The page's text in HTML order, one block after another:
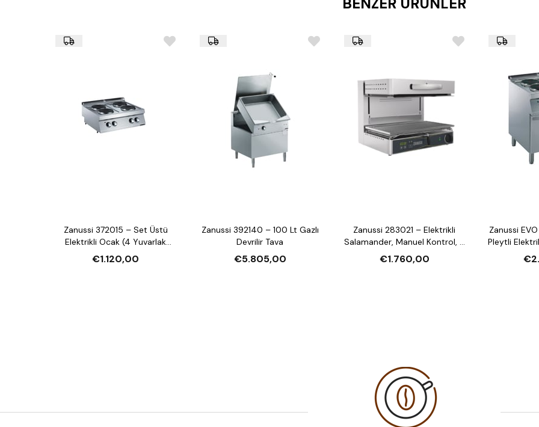
Zanussi 372015 – Set Üstü
Elektrikli Ocak (4 Yuvarlak
Pleyt)
€1.120,00
Zanussi 392140 – 100 Lt Gazlı
Devrilir Tava
€5.805,00
Zanussi 283021 – Elektrikli
Salamander, Manuel Kontrol, 3
Tarafı Açık, 600 mm
€1.760,00
Zanussi
Pleytli